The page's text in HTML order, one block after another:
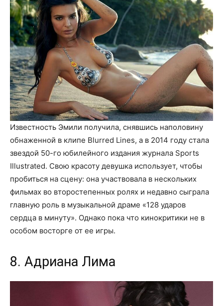
Известность Эмили получила, снявшись наполовину
обнаженной в клипе Blurred Lines, а в 2014 году стала
звездой 50-го юбилейного издания журнала Sports
Illustrated. Свою красоту девушка использует, чтобы
пробиться на сцену: она участвовала в нескольких
фильмах во второстепенных ролях и недавно сыграла
главную роль в музыкальной драме «128 ударов
сердца в минуту». Однако пока что кинокритики не в
особом восторге от ее игры.
8. Адриана Лима